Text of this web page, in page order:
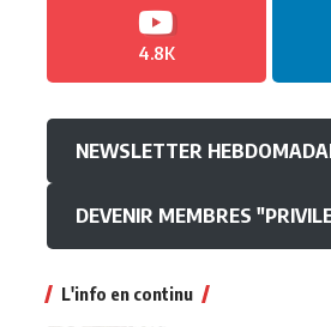
4.8K
NEWSLETTER
DEVENIR MEMBRES
L'info en continu